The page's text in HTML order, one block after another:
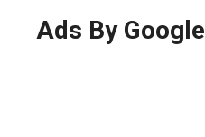
Ads By Google